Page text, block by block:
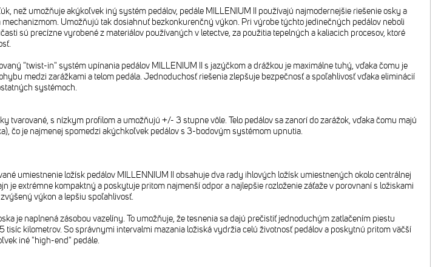
než umožňuje akýkoľvek iný systém pedálov, pedále MILLENIUM II používajú najmodernejšie riešenie osky a
Umožňujú tak dosiahnuť bezkonkurenčný výkon. Pri výrobe týchto jedinečných pedálov neboli
sú precízne vyrobené z materiálov používaných v letectve, za použitia tepelných a kaliacich procesov, ktoré
"twist-in" systém upínania pedálov MILLENIUM II s jazýčkom a drážkou je maximálne tuhý, vďaka čomu je
medzi zarážkami a telom pedála. Jednoduchosť riešenia zlepšuje bezpečnosť a spoľahlivosť vďaka eliminácií
systémoch.
tvarované, s nízkym profilom a umožňujú +/- 3 stupne vôle. Telo pedálov sa zanorí do zarážok, vďaka čomu majú
čo je najmenej spomedzi akýchkoľvek pedálov s 3-bodovým systémom upnutia.
umiestnenie ložísk pedálov MILLENNIUM II obsahuje dva rady ihlových ložísk umiestnených okolo centrálnej
je extrémne kompaktný a poskytuje pritom najmenší odpor a najlepšie rozloženie záťaže v porovnaní s ložiskami
výkon a lepšiu spoľahlivosť.
je naplnená zásobou vazelíny. To umožňuje, že tesnenia sa dajú prečistiť jednoduchým zatlačením piestu
kilometrov. So správnymi intervalmi mazania ložiská vydržia celú životnosť pedálov a poskytnú pritom väčší
iné "high-end" pedále.